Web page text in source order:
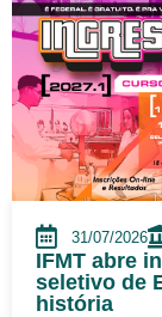
31/07/2026
IFMT abre
seletivo de
história